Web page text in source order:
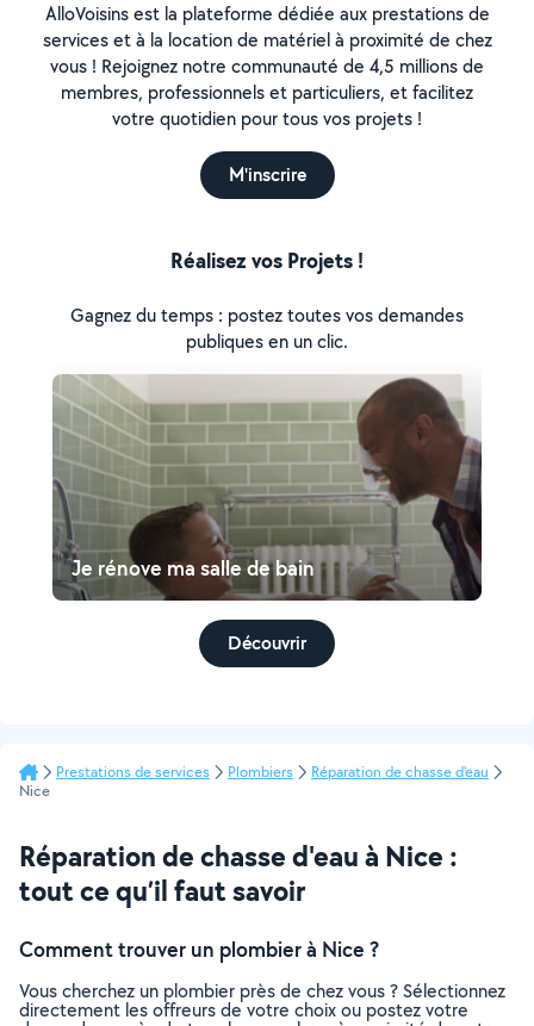
AlloVoisins est la plateforme dédiée aux prestations de
services et à la location de matériel à proximité de chez
vous ! Rejoignez notre communauté de 4,5 millions de
membres, professionnels et particuliers, et facilitez
votre quotidien pour tous vos projets !
M'inscrire
Réalisez vos Projets !
Gagnez du temps : postez toutes vos demandes
publiques en un clic.
Je rénove ma salle de bain
Découvrir
Prestations de services Plombiers
Réparation de chasse d'eau
Nice
Réparation de chasse d'eau à Nice :
tout ce qu’il faut savoir
Comment trouver un plombier à Nice ?
Vous cherchez un plombier près de chez vous ? Sélectionnez
directement les offreurs de votre choix ou postez votre